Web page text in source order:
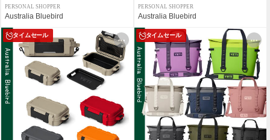
PERSONAL SHOPPER
Australia Bluebird
PERSONAL SHOPPER
Australia Bluebird
タイムセール タイムセール